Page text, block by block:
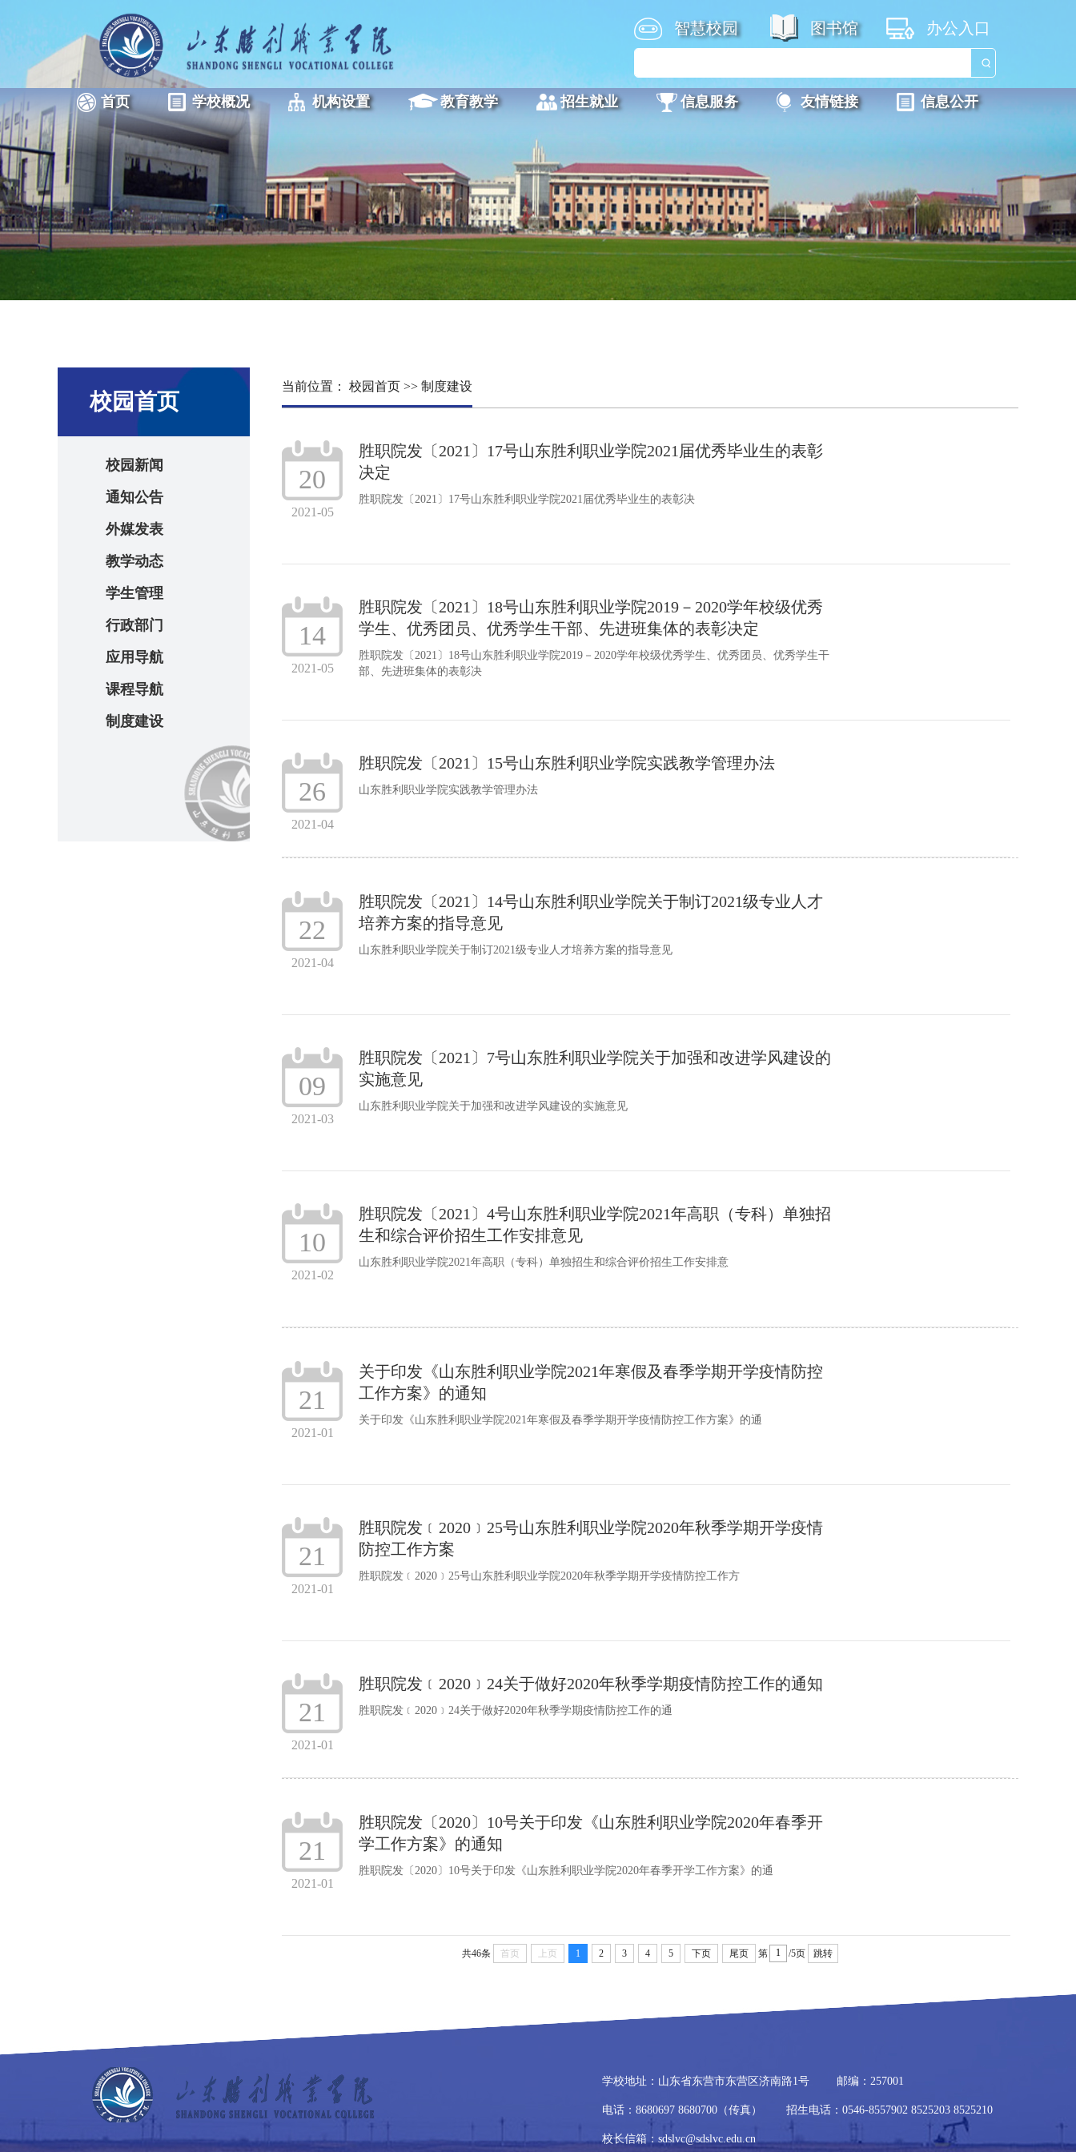
智慧校园 图书馆 办公入口
首页 学校概况 机构设置 教育教学 招生就业 信息服务 友情链接 信息公开
校园首页
校园新闻
通知公告
外媒发表
教学动态
学生管理
行政部门
应用导航
课程导航
制度建设
当前位置： 校园首页 >> 制度建设
20
2021-05
胜职院发〔2021〕17号山东胜利职业学院2021届优秀毕业生的表彰
决定
胜职院发〔2021〕17号山东胜利职业学院2021届优秀毕业生的表彰决
14
2021-05
胜职院发〔2021〕18号山东胜利职业学院2019－2020学年校级优秀
学生、优秀团员、优秀学生干部、先进班集体的表彰决定
胜职院发〔2021〕18号山东胜利职业学院2019－2020学年校级优秀学生、优秀团员、优秀学生干
部、先进班集体的表彰决
26
2021-04
胜职院发〔2021〕15号山东胜利职业学院实践教学管理办法
山东胜利职业学院实践教学管理办法
22
2021-04
胜职院发〔2021〕14号山东胜利职业学院关于制订2021级专业人才
培养方案的指导意见
山东胜利职业学院关于制订2021级专业人才培养方案的指导意见
09
2021-03
胜职院发〔2021〕7号山东胜利职业学院关于加强和改进学风建设的
实施意见
山东胜利职业学院关于加强和改进学风建设的实施意见
10
2021-02
胜职院发〔2021〕4号山东胜利职业学院2021年高职（专科）单独招
生和综合评价招生工作安排意见
山东胜利职业学院2021年高职（专科）单独招生和综合评价招生工作安排意
21
2021-01
关于印发《山东胜利职业学院2021年寒假及春季学期开学疫情防控
工作方案》的通知
​关于印发《山东胜利职业学院2021年寒假及春季学期开学疫情防控工作方案》的通
21
2021-01
胜职院发﹝2020﹞25号山东胜利职业学院2020年秋季学期开学疫情
防控工作方案
胜职院发﹝2020﹞25号山东胜利职业学院2020年秋季学期开学疫情防控工作方
21
2021-01
胜职院发﹝2020﹞24关于做好2020年秋季学期疫情防控工作的通知
胜职院发﹝2020﹞24关于做好2020年秋季学期疫情防控工作的通
21
2021-01
胜职院发〔2020〕10号关于印发《山东胜利职业学院2020年春季开
学工作方案》的通知
胜职院发〔2020〕10号关于印发《山东胜利职业学院2020年春季开学工作方案》的通
共46条 首页 上页 1 2 3 4 5 下页 尾页 第 /5页 跳转
学校地址：山东省东营市东营区济南路1号 邮编：257001
电话：8680697 8680700（传真） 招生电话：0546-8557902 8525203 8525210
校长信箱：sdslvc@sdslvc.edu.cn